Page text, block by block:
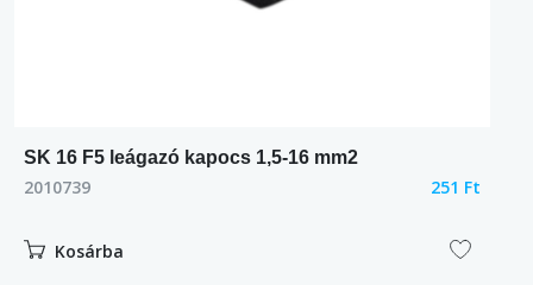
SK 16 F5 leágazó kapocs 1,5-16 mm2
2010739 251 Ft
Kosárba